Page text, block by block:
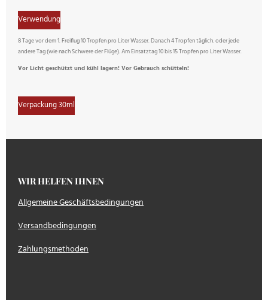
Verwendung
8 Tage vor dem 1. Freiflug 10 Tropfen pro Liter Wasser. Danach 4 Tropfen täglich. oder jede
andere Tag (wie nach Schwere der Flüge). Am Einsatztag 10 bis 15 Tropfen pro Liter Wasser.
Vor Licht geschützt und kühl lagern! Vor Gebrauch schütteln!
Verpackung 30ml
WIR HELFEN IHNEN
Allgemeine Geschäftsbedingungen
Versandbedingungen
Zahlungsmethoden